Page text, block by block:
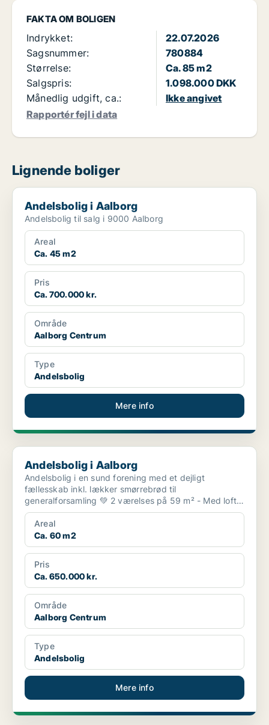
FAKTA OM BOLIGEN
Indrykket:
22.07.2026
Sagsnummer:
780884
Størrelse:
Ca. 85 m2
Salgspris:
1.098.000 DKK
Månedlig udgift, ca.:
Ikke angivet
Rapportér fejl i data
Lignende boliger
Andelsbolig i Aalborg
Andelsbolig i Aalborg
Andelsbolig til salg i 9000 Aalborg
Areal
Ca. 45 m2
Pris
Ca. 700.000 kr.
Område
Aalborg Centrum
Type
Andelsbolig
Mere info
Andelsbolig i Aalborg
Andelsbolig i Aalborg
Andelsbolig i en sund forening med et dejligt
fællesskab inkl. lækker smørrebrød til
generalforsamling 💚 2 værelses på 59 m² - Med loft-
og kælderrum �...
Areal
Ca. 60 m2
Pris
Ca. 650.000 kr.
Område
Aalborg Centrum
Type
Andelsbolig
Mere info